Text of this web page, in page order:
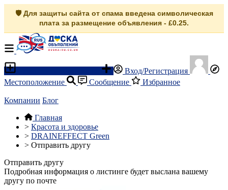
🛡️ Для защиты сайта от спама введена символическая
плата за размещение объявления - £0.25.
Вход/Регистрация
Местоположение
Сообщение Избранное
Компании Блог
Главная
> Красота и здоровье
> DRAINEFFECT Green
> Отправить другу
Отправить другу
Подробная информация о листинге будет выслана вашему
другу по почте